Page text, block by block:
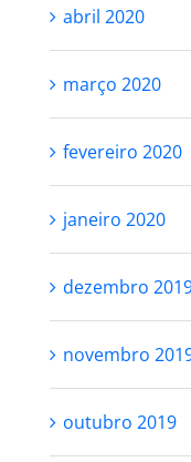
abril 2020
março 2020
fevereiro 2020
janeiro 2020
dezembro
novembro
outubro 2019